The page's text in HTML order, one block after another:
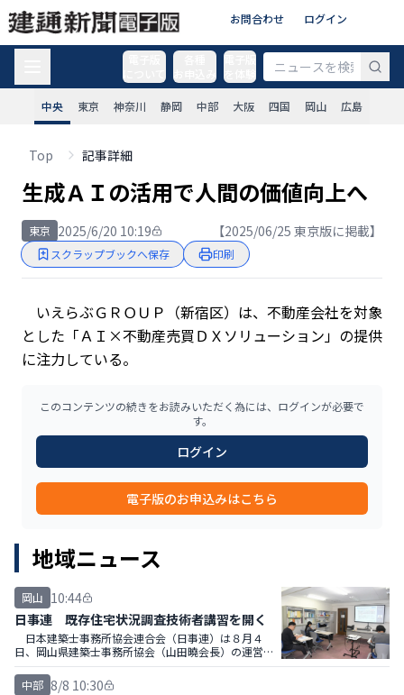
お問合わせ ログイン
電子版
中央 東京 神奈川 静岡 中部 大阪 四国 岡山 広島
Top 記事詳細
生成ＡＩの活用で人間の価値向上へ
東京 2025/6/20 10:19 【2025/06/25 東京版に掲載】
スクラップブックへ保存 印刷
いえらぶＧＲＯＵＰ（新宿区）は、不動産会社を対象
とした「ＡＩ×不動産売買ＤＸソリューション」の提供
に注力している。
このコンテンツの続きをお読みいただく為には、ログインが必要で
す。
ログイン
電子版のお申込みはこちら
地域ニュース
岡山 10:44
日事連 既存住宅状況調査技術者講習を開く
日本建築士事務所協会連合会（日事連）は８月４
日、岡山県建築士事務所協会（山田曉会長）の運営で
２０２６年度既存住宅状況調査技術者講習の新規講習
を県建築士事務所協会１階会議室で開いた。
中部 8/8 10:30